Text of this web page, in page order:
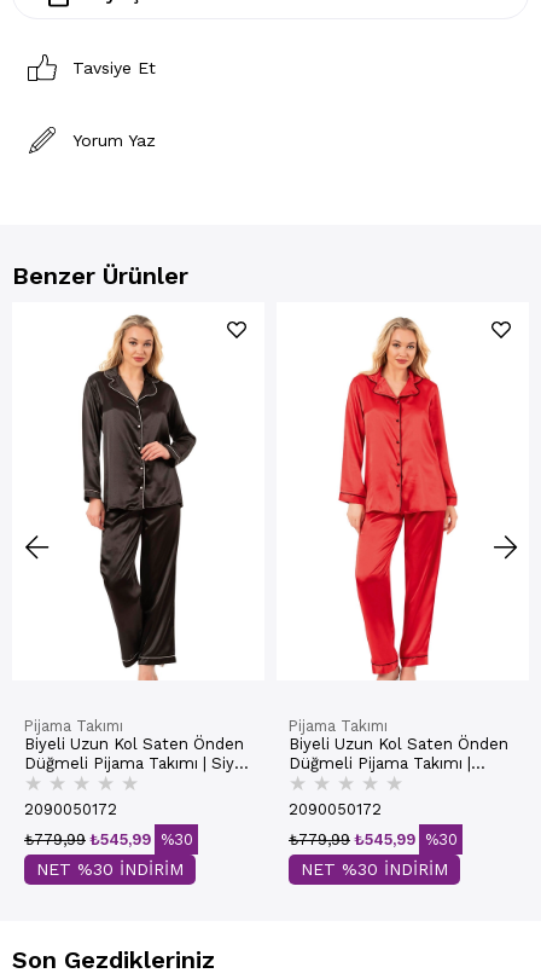
Tavsiye Et
Yorum Yaz
Benzer Ürünler
Pijama Takımı
Biyeli Uzun Kol Saten Önden
Düğmeli Pijama Takımı | Siyah
7647
★ ★ ★ ★ ★
2090050172
₺545,99
₺779,99 %30
NET %30 İNDİRİM
Pijama Takımı
Biyeli Uzun Kol Saten Önden
Düğmeli Pijama Takımı |
Kırmızı 7647
★ ★ ★ ★ ★
2090050172
₺545,99
₺779,99 %30
NET %30 İNDİRİM
Son Gezdikleriniz